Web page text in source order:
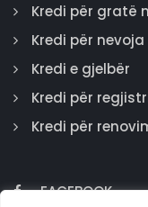
Kredi për gratë
Kredi për
Kredi e gjelbër
Kredi për
Kredi për
FACEBOOK